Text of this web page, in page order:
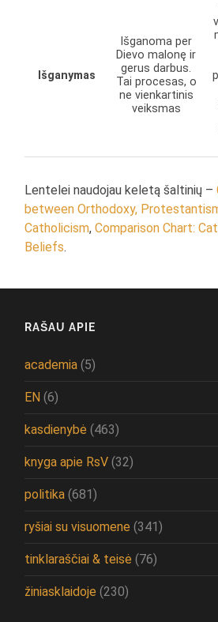
Išganymas
Išganoma per
Dievo malonę ir
gerus darbus.
Tai procesas, o
ne vienkartinis
veiksmas
Lentelei naudojau keletą šaltinių –
between Orthodoxy,
Catholicism,Comparison Chart:
Beliefs.
RAŠAU APIE
academia (5)
EN (6)
kasdienybė (463)
knyga apie RsV (32)
politika (681)
ryšiai su visuomene (341)
tinklaraščiai & teisė (76)
žiniasklaidoje (230)